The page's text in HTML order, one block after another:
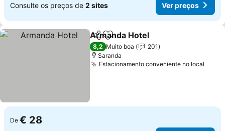
Consulte os preços de 2 sites Ver preços
PartilharAdicionar aos favoritos
Armanda Hotel
8,2 Muito boa
201
Saranda
Estacionamento conveniente no local
De € 28